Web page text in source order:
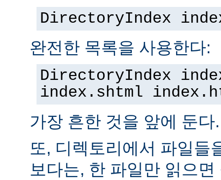
DirectoryIndex
완전한 목록을 사용한다:
DirectoryIndex
index.shtml
가장 흔한 것을 앞에 둔다.
또, 디렉토리에서 파일들
보다는, 한 파일만 읽으